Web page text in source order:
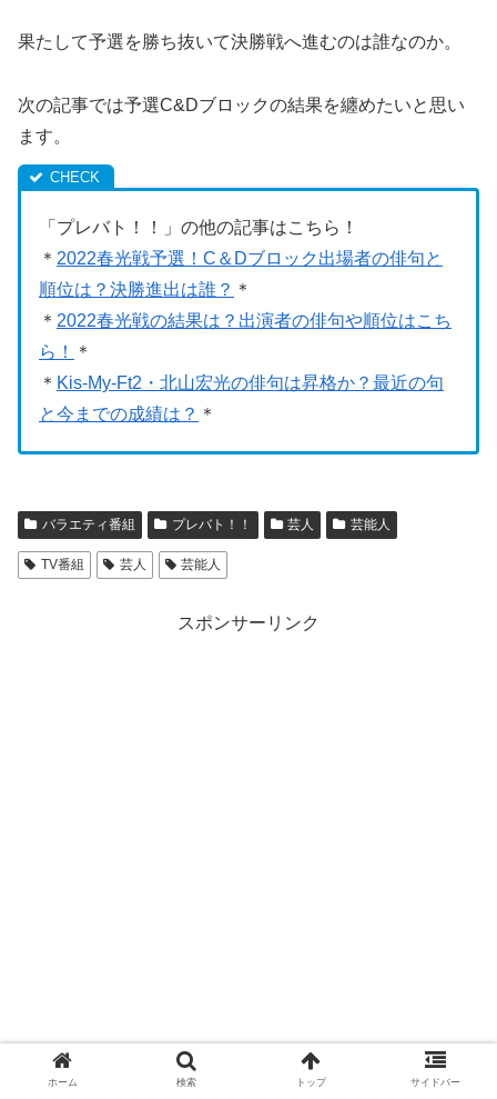
果たして予選を勝ち抜いて決勝戦へ進むのは誰なのか。
次の記事では予選C&Dブロックの結果を纏めたいと思い
ます。
「プレバト！！」の他の記事はこちら！
＊ 2022春光戦予選！C＆Dブロック出場者の俳句と
順位は？決勝進出は誰？ ＊
＊ 2022春光戦の結果は？出演者の俳句や順位はこち
ら！
＊
＊ Kis-My-Ft2・北山宏光の俳句は昇格か？最近の句
と今までの成績は？ ＊
バラエティ番組 プレバト！！ 芸人 芸能人
TV番組 芸人 芸能人
スポンサーリンク
ホーム 検索 トップ サイドバー